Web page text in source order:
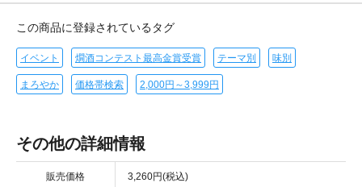
この商品に登録されているタグ
イベント 燗酒コンテスト最高金賞受賞 テーマ別 味別
まろやか 価格帯検索 2,000円～3,999円
その他の詳細情報
販売価格 3,260円(税込)